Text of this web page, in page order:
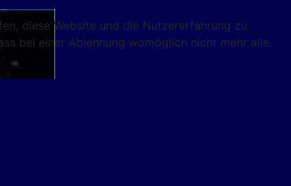
diese Website und die Nutzererfahrung zu
bei einer Ablehnung womöglich nicht mehr alle